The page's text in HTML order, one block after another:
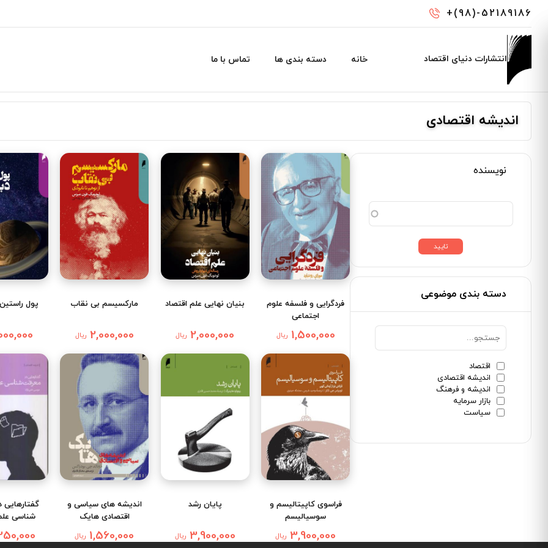
محتوای
اصلی
+(98)-52189186
انتشارات دنیای اقتصاد Main
خانه دسته بندی ها تماس با ما
اندیشه اقتصادی
نویسنده
دسته بندی موضوعی
اقتصاد
اندیشه اقتصادی
اندیشه و فرهنگ
بازار سرمایه
سیاست
فردگرایی و فلسفه علوم
اجتماعی
1,500,000 ریال
بنیان نهایی علم اقتصاد
2,000,000 ریال
مارکسیسم بی نقاب
2,000,000 ریال
پول
فراسوی کاپیتالیسم و
سوسیالیسم
3,900,000 ریال
پایان رشد
3,900,000 ریال
اندیشه های سیاسی و
اقتصادی هایک
1,560,000 ریال
شناسی